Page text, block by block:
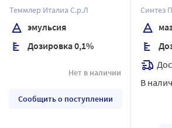
Теммлер Италиа С.р.Л
эмульсия
Дозировка 0,1%
Нет в наличии
Сообщить о поступлении
ПРИМ
Синтез
В